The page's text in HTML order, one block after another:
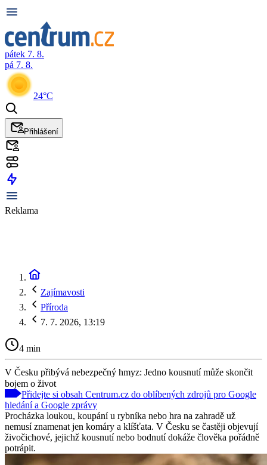
pátek 7. 8.
pá 7. 8.
24°C
Přihlášení
Reklama
Zajímavosti
Příroda
7. 7. 2026, 13:19
4 min
V Česku přibývá nebezpečný hmyz: Jedno kousnutí může skončit
bojem o život
Přidejte si obsah Centrum.cz do oblíbených zdrojů pro Google
hledání a Google zprávy
Procházka loukou, koupání u rybníka nebo hra na zahradě už
nemusí znamenat jen komáry a klíšťata. V Česku se častěji objevují
živočichové, jejichž kousnutí nebo bodnutí dokáže člověka pořádně
potrápit.